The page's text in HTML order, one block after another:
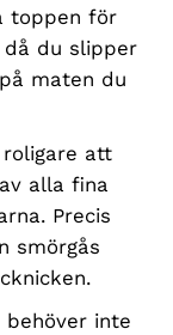
toppen för
du slipper
maten du
att
alla fina
Precis
smörgås
inte